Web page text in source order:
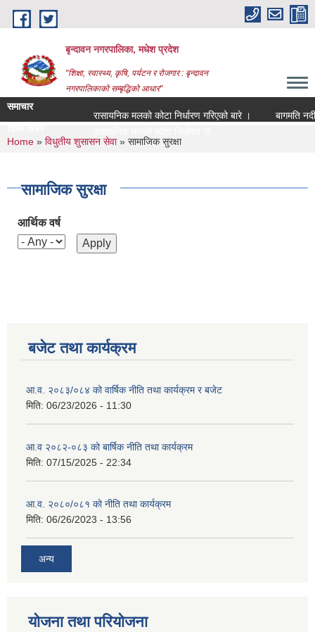
Skip to main content
बृन्दावन नगरपालिका, मधेश प्रदेश
"शिक्षा, स्वास्थ्य, कृषि, पर्यटन र रोजगार : बृन्दावन
नगरपालिकाको सम्बृद्धिको आधार"
समाचार
रासायनिक मलको कोटा निर्धारण गरिएको बारे ।
बागमति
You are here
Home » विधुतीय शुसासन सेवा» सामाजिक सुरक्षा
सामाजिक सुरक्षा
आर्थिक वर्ष
बजेट तथा कार्यक्रम
आ.व. २०८३/०८४ को वार्षिक नीति तथा कार्यक्रम र बजेट
मिति: 06/23/2026 - 11:30
आ.व २०८२-०८३ को बार्षिक नीति तथा कार्यक्रम
मिति: 07/15/2025 - 22:34
आ.व. २०८०/०८१ को नीति तथा कार्यक्रम
मिति: 06/26/2023 - 13:56
अन्य
योजना तथा परियोजना